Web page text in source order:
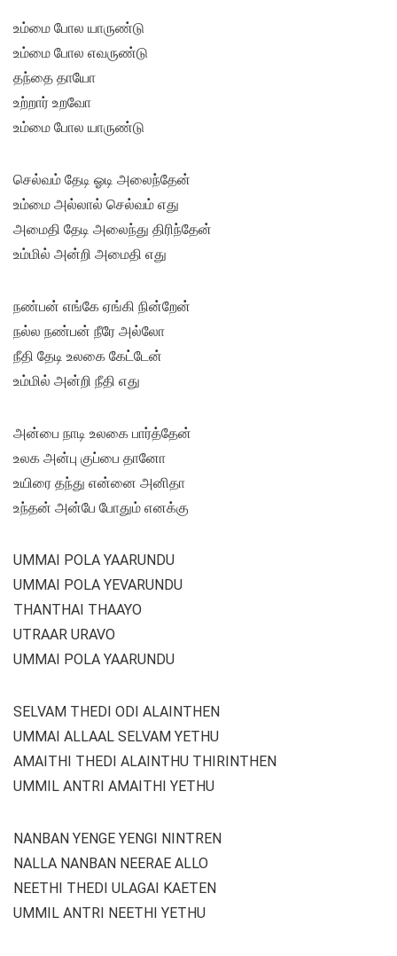
உம்மை போல யாருண்டு
உம்மை போல எவருண்டு
தந்தை தாயோ
உற்றார் உறவோ
உம்மை போல யாருண்டு
செல்வம் தேடி ஓடி அலைந்தேன்
உம்மை அல்லால் செல்வம் எது
அமைதி தேடி அலைந்து திரிந்தேன்
உம்மில் அன்றி அமைதி எது
நண்பன் எங்கே ஏங்கி நின்றேன்
நல்ல நண்பன் நீரே அல்லோ
நீதி தேடி உலகை கேட்டேன்
உம்மில் அன்றி நீதி எது
அன்பை நாடி உலகை பார்த்தேன்
உலக அன்பு குப்பை தானோ
உயிரை தந்து என்னை அனிதா
உந்தன் அன்பே போதும் எனக்கு
UMMAI POLA YAARUNDU
UMMAI POLA YEVARUNDU
THANTHAI THAAYO
UTRAAR URAVO
UMMAI POLA YAARUNDU
SELVAM THEDI ODI ALAINTHEN
UMMAI ALLAAL SELVAM YETHU
AMAITHI THEDI ALAINTHU THIRINTHEN
UMMIL ANTRI AMAITHI YETHU
NANBAN YENGE YENGI NINTREN
NALLA NANBAN NEERAE ALLO
NEETHI THEDI ULAGAI KAETEN
UMMIL ANTRI NEETHI YETHU